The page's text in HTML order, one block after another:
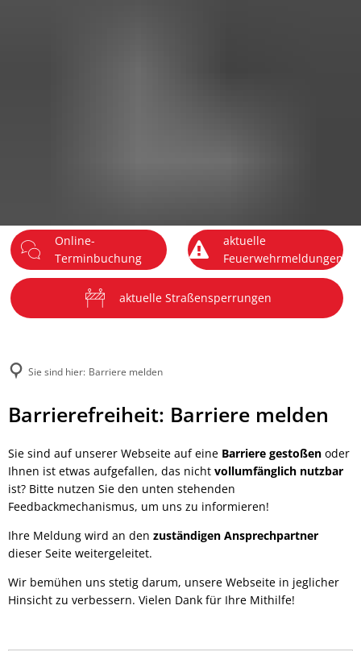
Online-
Terminbuchung
aktuelle
Feuerwehrmeldungen
aktuelle Straßensperrungen
Sie sind hier: Barriere melden
Barriere
melden
Barrierefreiheit: Barriere melden
Sie sind auf unserer Webseite auf eine Barriere gestoßen oder
Ihnen ist etwas aufgefallen, das nicht vollumfänglich nutzbar
ist? Bitte nutzen Sie den unten stehenden
Feedbackmechanismus, um uns zu informieren!
Ihre Meldung wird an den zuständigen Ansprechpartner
dieser Seite weitergeleitet.
Wir bemühen uns stetig darum, unsere Webseite in jeglicher
Hinsicht zu verbessern. Vielen Dank für Ihre Mithilfe!